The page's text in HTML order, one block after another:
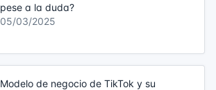
pese a la duda?
05/03/2025
Modelo de negocio de TikTok y su